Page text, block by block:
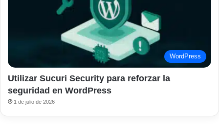
WordPress
Utilizar Sucuri Security para reforzar la
seguridad en WordPress
1 de julio de 2026